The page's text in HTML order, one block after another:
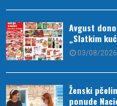
Avgust
„Slatkim
03/08/2026
Ženski
ponude